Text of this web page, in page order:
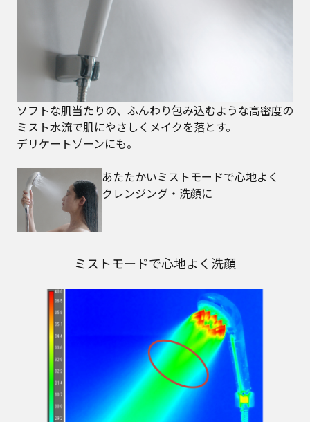
ソフトな肌当たりの、ふんわり包み込むような高密度の
ミスト水流で肌にやさしくメイクを落とす。
デリケートゾーンにも。
あたたかいミストモードで心地よく
クレンジング・洗顔に
ミストモードで心地よく洗顔